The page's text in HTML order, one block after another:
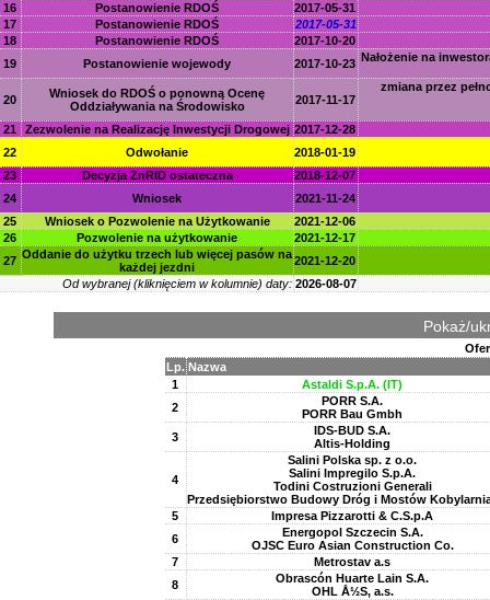
16
Postanowienie RDOŚ
2017-05-31
17
Postanowienie RDOŚ
2017-05-31
18
Postanowienie RDOŚ
2017-10-20
19
Postanowienie wojewody 2017-10-23 Nałożenie na
20
Wniosek do RDOŚ o ponowną Ocenę
Oddziaływania na Środowisko
2017-11-17
zmiana przez
21 Zezwolenie na Realizację Inwestycji Drogowej 2017-12-28
22
Odwołanie
2018-01-19
23
Decyzja ZnRID ostateczna
2018-12-07
24
Wniosek
2021-11-24
25
Wniosek o Pozwolenie na Użytkowanie
2021-12-06
26
Pozwolenie na użytkowanie
2021-12-17
27 Oddanie do użytku trzech lub więcej pasów na
każdej jezdni
2021-12-20
Od wybranej (kliknięciem w kolumnie) daty: 2026-08-07
Pokaż/
Lp. Nazwa
1
Astaldi S.p.A. (IT)
2
PORR S.A.
PORR Bau Gmbh
3
IDS-BUD S.A.
Altis-Holding
4
Salini Polska sp. z o.o.
Salini Impregilo S.p.A.
Todini Costruzioni Generali
Przedsiębiorstwo Budowy Dróg i Mostów
5
Impresa Pizzarotti & C.S.p.A
6
Energopol Szczecin S.A.
OJSC Euro Asian Construction Co.
7
Metrostav a.s
8
Obrascón Huarte Lain S.A.
OHL Å½S, a.s.